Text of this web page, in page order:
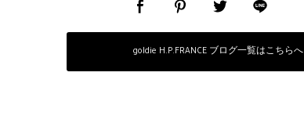
goldie H.P.FRANCE ブログ一覧はこちらへ